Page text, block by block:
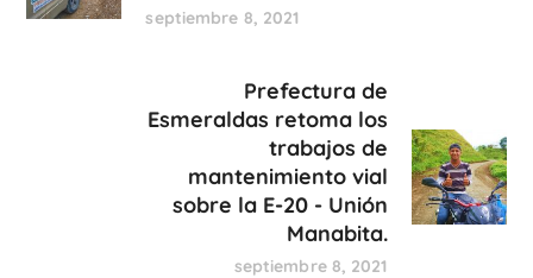
septiembre 8, 2021
Prefectura de
Esmeraldas retoma los
trabajos de
mantenimiento vial
sobre la E-20 - Unión
Manabita.
septiembre 8, 2021